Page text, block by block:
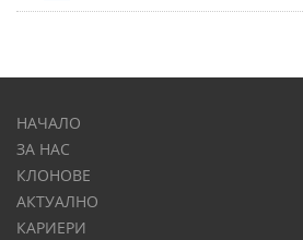
НАЧАЛО
ЗА НАС
КЛОНОВЕ
АКТУАЛНО
КАРИЕРИ